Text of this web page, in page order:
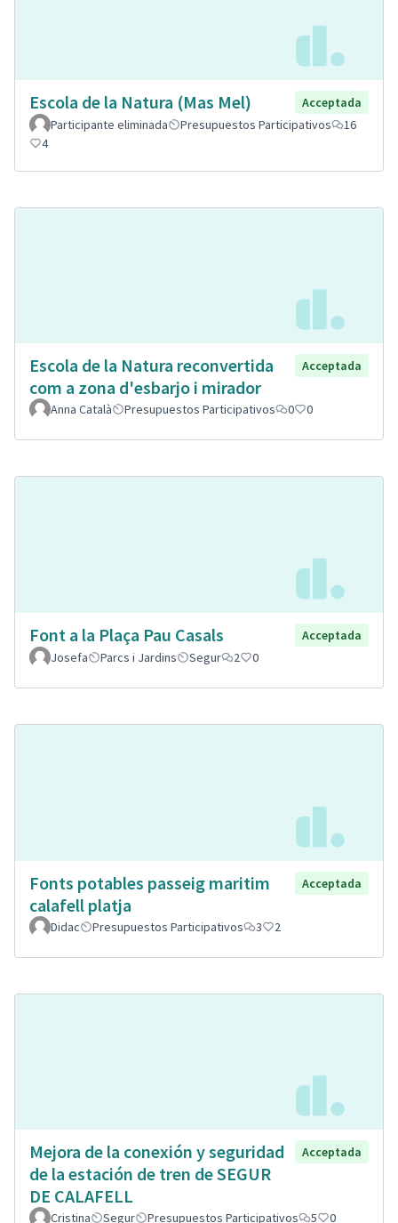
Escola de la Natura (Mas Mel)
Acceptada
Participante eliminada
Presupuestos Participativos
16
4
Escola de la Natura reconvertida
com a zona d'esbarjo i mirador
Acceptada
Anna Català Presupuestos Participativos 0 0
Font a la Plaça Pau Casals
Acceptada
Josefa
Parcs i Jardins Segur 2 0
Fonts potables passeig maritim
calafell platja
Acceptada
Didac Presupuestos Participativos 3 2
Mejora de la conexión y seguridad
de la estación de tren de SEGUR
DE CALAFELL
Acceptada
Cristina Segur Presupuestos Participativos 5 0